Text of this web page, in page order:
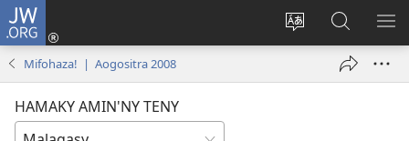
JW.ORG
Hiova
Hiditra
(manokatra
ato
Amin’ny
Mifohaza! | Aogositra 2008
HAMAKY AMIN'NY TENY